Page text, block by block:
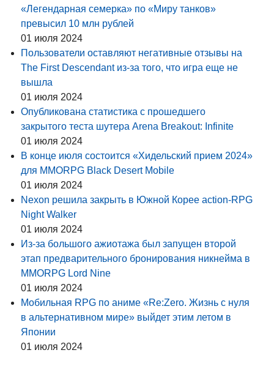
«Легендарная семерка» по «Миру танков»
превысил 10 млн рублей
01 июля 2024
Пользователи оставляют негативные отзывы на
The First Descendant из-за того, что игра еще не
вышла
01 июля 2024
Опубликована статистика с прошедшего
закрытого теста шутера Arena Breakout: Infinite
01 июля 2024
В конце июля состоится «Хидельский прием 2024»
для MMORPG Black Desert Mobile
01 июля 2024
Nexon решила закрыть в Южной Корее action-RPG
Night Walker
01 июля 2024
Из-за большого ажиотажа был запущен второй
этап предварительного бронирования никнейма в
MMORPG Lord Nine
01 июля 2024
Мобильная RPG по аниме «Re:Zero. Жизнь с нуля
в альтернативном мире» выйдет этим летом в
Японии
01 июля 2024